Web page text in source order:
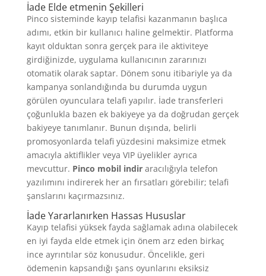
İade Elde etmenin Şekilleri
Pinco sisteminde kayıp telafisi kazanmanın başlıca
adımı, etkin bir kullanıcı haline gelmektir. Platforma
kayıt olduktan sonra gerçek para ile aktiviteye
girdiğinizde, uygulama kullanıcının zararınızı
otomatik olarak saptar. Dönem sonu itibariyle ya da
kampanya sonlandığında bu durumda uygun
görülen oyunculara telafi yapılır. İade transferleri
çoğunlukla bazen ek bakiyeye ya da doğrudan gerçek
bakiyeye tanımlanır. Bunun dışında, belirli
promosyonlarda telafi yüzdesini maksimize etmek
amacıyla aktiflikler veya VIP üyelikler ayrıca
mevcuttur. Pinco mobil indiraracılığıyla telefon
yazılımını indirerek her an fırsatları görebilir; telafi
şanslarını kaçırmazsınız.
İade Yararlanırken Hassas Hususlar
Kayıp telafisi yüksek fayda sağlamak adına olabilecek
en iyi fayda elde etmek için önem arz eden birkaç
ince ayrıntılar söz konusudur. Öncelikle, geri
ödemenin kapsandığı şans oyunlarını eksiksiz